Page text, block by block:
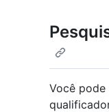
Você pode